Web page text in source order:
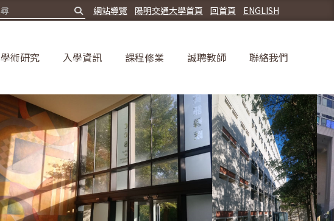
ENGLISH
回首頁
陽明交通大學首頁
網站導覽
學術研究 入學資訊 課程修業 誠聘教師 聯絡我們